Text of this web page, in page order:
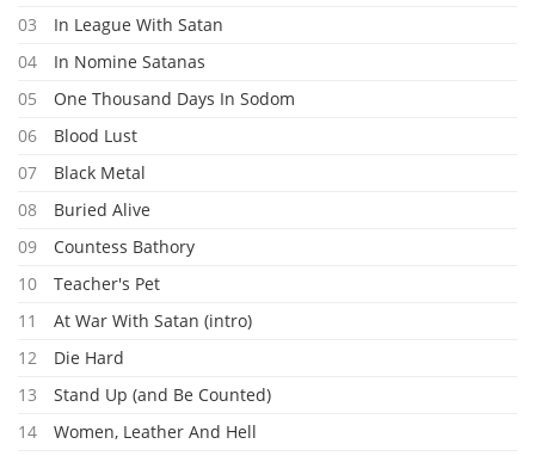
03
In League With Satan
04
In Nomine Satanas
05
One Thousand Days In Sodom
06
Blood Lust
07
Black Metal
08
Buried Alive
09
Countess Bathory
10
Teacher's Pet
11
At War With Satan (intro)
12
Die Hard
13
Stand Up (and Be Counted)
14
Women, Leather And Hell